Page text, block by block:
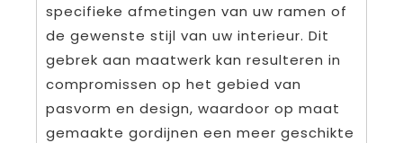
specifieke afmetingen van uw ramen of
de gewenste stijl van uw interieur. Dit
gebrek aan maatwerk kan resulteren in
compromissen op het gebied van
pasvorm en design, waardoor op maat
gemaakte gordijnen een meer geschikte